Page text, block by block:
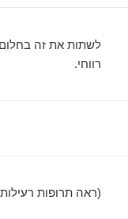
לשתות את זה
רווחי.
(ראה תרופות